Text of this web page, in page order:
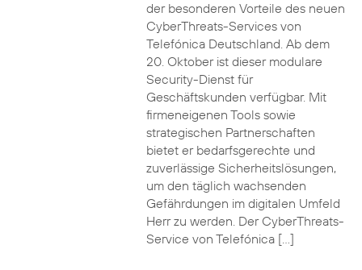
der besonderen Vorteile des neuen
CyberThreats-Services von
Telefónica Deutschland. Ab dem
20. Oktober ist dieser modulare
Security-Dienst für
Geschäftskunden verfügbar. Mit
firmeneigenen Tools sowie
strategischen Partnerschaften
bietet er bedarfsgerechte und
zuverlässige Sicherheitslösungen,
um den täglich wachsenden
Gefährdungen im digitalen Umfeld
Herr zu werden. Der CyberThreats-
Service von Telefónica […]